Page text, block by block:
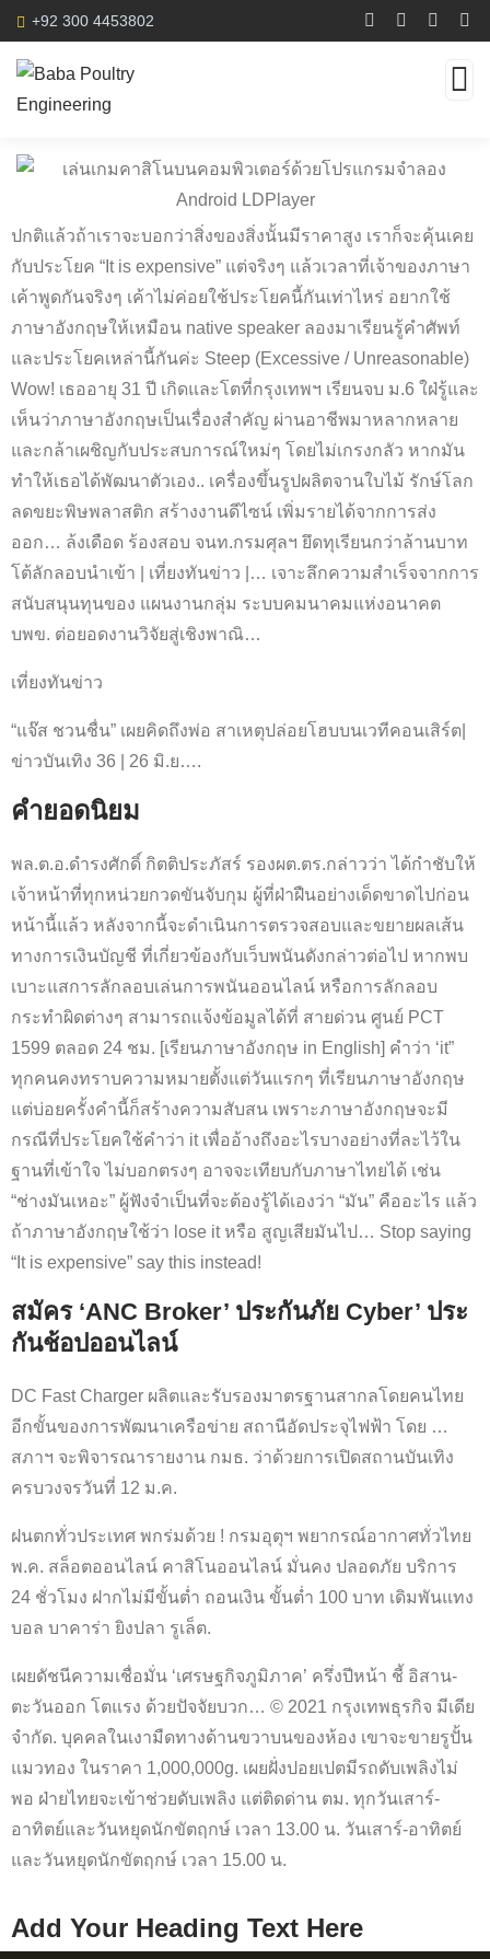
+92 300 4453802
ปกติแล้วถ้าเราจะบอกว่าสิ่งของสิ่งนั้นมีราคาสูง เราก็จะคุ้นเคย
กับประโยค “It is expensive” แต่จริงๆ แล้วเวลาที่เจ้าของภาษา
เค้าพูดกันจริงๆ เค้าไม่ค่อยใช้ประโยคนี้กันเท่าไหร่ อยากใช้
ภาษาอังกฤษให้เหมือน native speaker ลองมาเรียนรู้คำศัพท์
และประโยคเหล่านี้กันค่ะ Steep (Excessive / Unreasonable)
Wow! เธออายุ 31 ปี เกิดและโตที่กรุงเทพฯ เรียนจบ ม.6 ใฝ่รู้และ
เห็นว่าภาษาอังกฤษเป็นเรื่องสำคัญ ผ่านอาชีพมาหลากหลาย
และกล้าเผชิญกับประสบการณ์ใหม่ๆ โดยไม่เกรงกลัว หากมัน
ทำให้เธอได้พัฒนาตัวเอง.. เครื่องขึ้นรูปผลิตจานใบไม้ รักษ์โลก
ลดขยะพิษพลาสติก สร้างงานดีไซน์ เพิ่มรายได้จากการส่ง
ออก… ล้งเดือด ร้องสอบ จนท.กรมศุลฯ ยึดทุเรียนกว่าล้านบาท
โต้ลักลอบนำเข้า | เที่ยงทันข่าว |… เจาะลึกความสำเร็จจากการ
สนับสนุนทุนของ แผนงานกลุ่ม ระบบคมนาคมแห่งอนาคต
บพข. ต่อยอดงานวิจัยสู่เชิงพาณิ…
เที่ยงทันข่าว
“แจ๊ส ชวนชื่น” เผยคิดถึงพ่อ สาเหตุปล่อยโฮบบนเวทีคอนเสิร์ต|
ข่าวบันเทิง 36 | 26 มิ.ย….
คำยอดนิยม
พล.ต.อ.ดำรงศักดิ์ กิตติประภัสร์ รองผต.ตร.กล่าวว่า ได้กำชับให้
เจ้าหน้าที่ทุกหน่วยกวดขันจับกุม ผู้ที่ฝ่าฝืนอย่างเด็ดขาดไปก่อน
หน้านี้แล้ว หลังจากนี้จะดำเนินการตรวจสอบและขยายผลเส้น
ทางการเงินบัญชี ที่เกี่ยวข้องกับเว็บพนันดังกล่าวต่อไป หากพบ
เบาะแสการลักลอบเล่นการพนันออนไลน์ หรือการลักลอบ
กระทำผิดต่างๆ สามารถแจ้งข้อมูลได้ที่ สายด่วน ศูนย์ PCT
1599 ตลอด 24 ชม. [เรียนภาษาอังกฤษ in English] คำว่า ‘it”
ทุกคนคงทราบความหมายตั้งแต่วันแรกๆ ที่เรียนภาษาอังกฤษ
แต่บ่อยครั้งคำนี้ก็สร้างความสับสน เพราะภาษาอังกฤษจะมี
กรณีที่ประโยคใช้คำว่า it เพื่ออ้างถึงอะไรบางอย่างที่ละไว้ใน
ฐานที่เข้าใจ ไม่บอกตรงๆ อาจจะเทียบกับภาษาไทยได้ เช่น
“ช่างมันเหอะ” ผู้ฟังจำเป็นที่จะต้องรู้ได้เองว่า “มัน” คืออะไร แล้ว
ถ้าภาษาอังกฤษใช้ว่า lose it หรือ สูญเสียมันไป… Stop saying
“It is expensive” say this instead!
สมัคร ‘ANC Broker’ ประกันภัย Cyber’ ประ
กันช้อปออนไลน์
DC Fast Charger ผลิตและรับรองมาตรฐานสากลโดยคนไทย
อีกขั้นของการพัฒนาเครือข่าย สถานีอัดประจุไฟฟ้า โดย …
สภาฯ จะพิจารณารายงาน กมธ. ว่าด้วยการเปิดสถานบันเทิง
ครบวงจรวันที่ 12 ม.ค.
ฝนตกทั่วประเทศ พกร่มด้วย ! กรมอุตุฯ พยากรณ์อากาศทั่วไทย
พ.ค. สล็อตออนไลน์ คาสิโนออนไลน์ มั่นคง ปลอดภัย บริการ
24 ชั่วโมง ฝากไม่มีขั้น​ต่ำ ถอนเงิน ขั้นต่ำ 100 บาท เดิมพันแทง
บอล บาคาร่า ยิงปลา รูเล็ต.
เผยดัชนีความเชื่อมั่น ‘เศรษฐกิจภูมิภาค’ ครึ่งปีหน้า ชี้ อิสาน-
ตะวันออก โตแรง ด้วยปัจจัยบวก… © 2021 กรุงเทพธุรกิจ มีเดีย
จำกัด. บุคคลในเงามืดทางด้านขวาบนของห้อง เขาจะขายรูปั้น
แมวทอง ในราคา 1,000,000g. เผยฝั่งปอยเปตมีรถดับเพลิงไม่
พอ ฝ่ายไทยจะเข้าช่วยดับเพลิง แต่ติดด่าน ตม. ทุกวันเสาร์-
อาทิตย์และวันหยุดนักขัตฤกษ์ เวลา 13.00 น. วันเสาร์-อาทิตย์
และวันหยุดนักขัตฤกษ์ เวลา 15.00 น.
Add Your Heading Text Here